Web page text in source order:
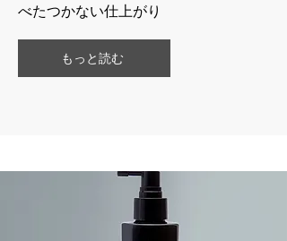
​べたつかない仕上がり
もっと読む